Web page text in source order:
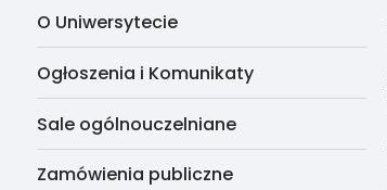
O Uniwersytecie
Ogłoszenia i Komunikaty
Sale ogólnouczelniane
Zamówienia publiczne